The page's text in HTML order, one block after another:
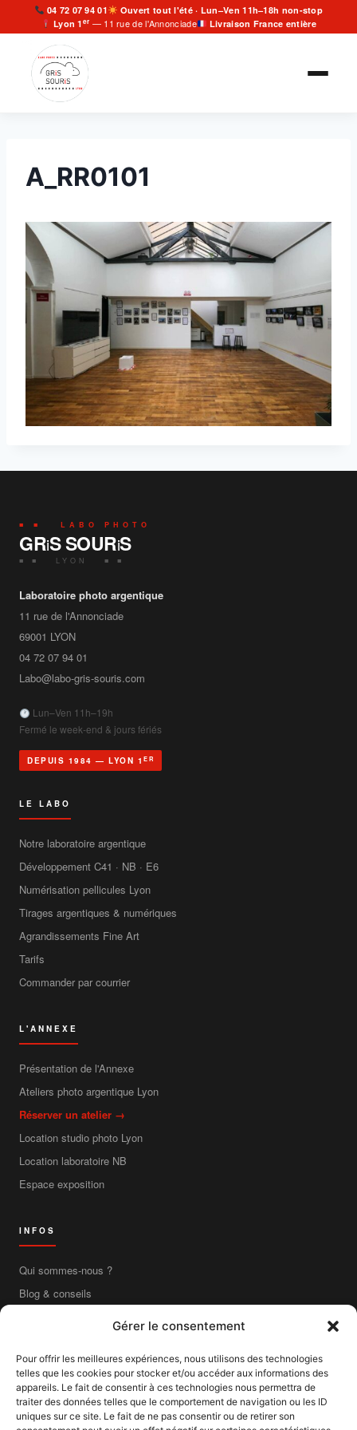
Gérer le consentement
Pour offrir les meilleures expériences, nous utilisons des technologies
telles que les cookies pour stocker et/ou accéder aux informations des
appareils. Le fait de consentir à ces technologies nous permettra de
traiter des données telles que le comportement de navigation ou les ID
uniques sur ce site. Le fait de ne pas consentir ou de retirer son
04 72 07 94 01
Ouvert tout l'été · Lun–Ven 11h–18h non-stop
Lyon 1er — 11 rue de l'Annonciade Livraison France entière
au
contenu
A_RR0101
■ ■ LABO PHOTO
GRiS SOURiS
■ ■ LYON ■ ■
Laboratoire photo argentique
11 rue de l'Annonciade
69001 LYON
04 72 07 94 01
Labo@labo-gris-souris.com
Lun–Ven 11h–19h
Fermé le week-end & jours fériés
DEPUIS 1984 — LYON 1 ER
LE LABO
Notre laboratoire argentique
Développement C41 · NB · E6
Numérisation pellicules Lyon
Tirages argentiques & numériques
Agrandissements Fine Art
Tarifs
Commander par courrier
L'ANNEXE
Présentation de l'Annexe
Ateliers photo argentique Lyon
Réserver un atelier →
Location studio photo Lyon
Location laboratoire NB
Espace exposition
INFOS
Qui sommes-nous ?
Blog & conseils
Livraison France entière
Mentions légales
CGV